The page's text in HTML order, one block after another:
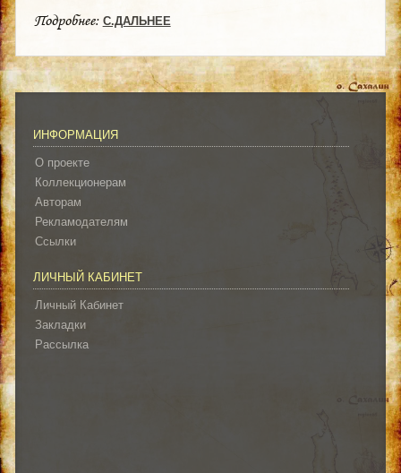
Подробнее: С.ДАЛЬНЕЕ
ИНФОРМАЦИЯ
О проекте
Коллекционерам
Авторам
Рекламодателям
Ссылки
ЛИЧНЫЙ КАБИНЕТ
Личный Кабинет
Закладки
Рассылка